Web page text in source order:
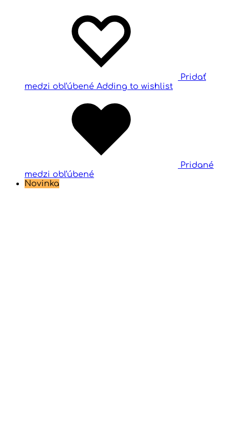
Pridať
medzi obľúbené Adding to wishlist
Pridané
medzi obľúbené
Novinka